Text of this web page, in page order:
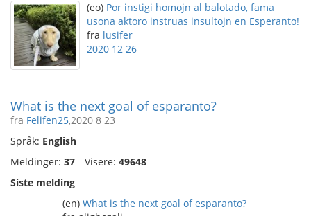
(eo) Por instigi homojn al balotado, fama
usona aktoro instruas insultojn en Esperanto!
fra lusifer
2020 12 26
What is the next goal of esparanto?
fra Felifen25,2020 8 23
Språk: English
Meldinger: 37 Visere: 49648
Siste melding
(en) What is the next goal of esparanto?